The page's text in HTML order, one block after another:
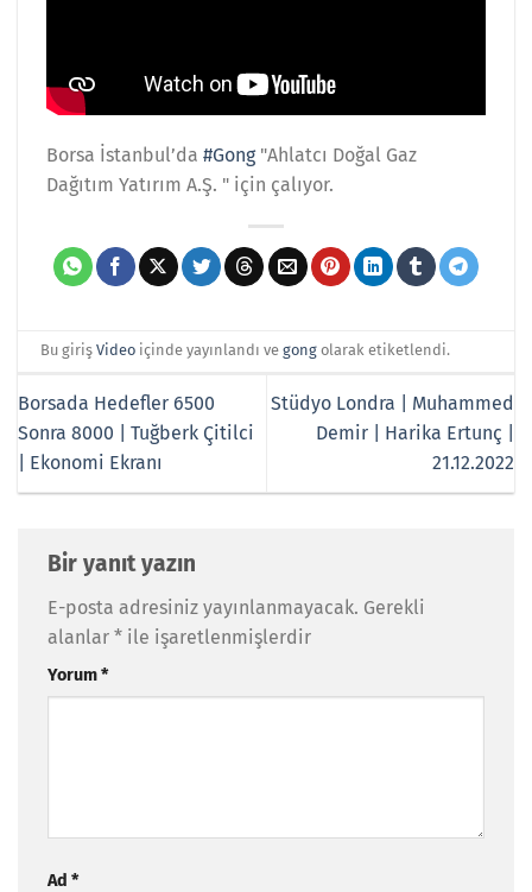
Borsa İstanbul’da #Gong"Ahlatcı Doğal Gaz
Dağıtım Yatırım A.Ş. " için çalıyor.
Bu girişVideo içinde yayınlandı vegong olarak etiketlendi.
Borsada Hedefler 6500
Sonra 8000 | Tuğberk Çitilci
| Ekonomi Ekranı
Stüdyo Londra | Muhammed
Demir | Harika Ertunç |
21.12.2022
Bir yanıt yazın
E-posta adresiniz yayınlanmayacak. Gerekli
alanlar * ile işaretlenmişlerdir
Yorum*
Ad *